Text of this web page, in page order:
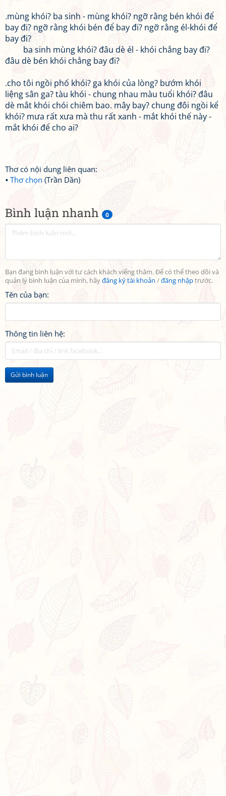
Bình luận nhanh 0
Bạn đang bình luận với tư cách khách viếng thăm. Để có thể theo dõi và
quản lý bình luận của mình, hãyđăng ký tài khoản /đăng nhậptrước.
Tên của bạn:
Thông tin liên hệ:
Gửi bình luận
.mùng khói? ba sinh - mùng khói? ngỡ rằng bén khói để
bay đi? ngỡ rằng khói bén để bay đi? ngỡ rằng él-khói để
bay đi?
ba sinh mùng khói? đâu dè él - khói chẳng bay đi?
đâu dè bén khói chẳng bay đi?
.cho tôi ngồi phố khói? ga khói của lòng? bướm khói
liệng sân ga? tàu khói - chung nhau màu tuổi khói? đâu
dè mắt khói chói chiêm bao. mây bay? chung đôi ngồi kể
khói? mưa rất xưa mà thu rất xanh - mắt khói thế này -
mắt khói để cho ai?
Thơ có nội dung liên quan:
Thơ chọn (Trần Dần)